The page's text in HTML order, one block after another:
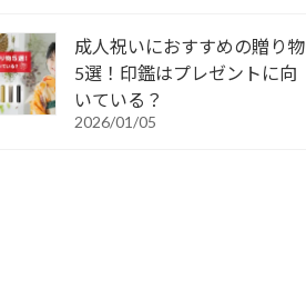
成人祝いにおすすめの贈り物
5選！印鑑はプレゼントに向
いている？
2026/01/05